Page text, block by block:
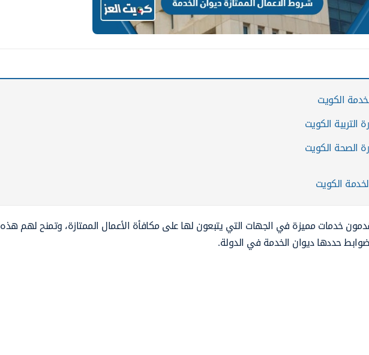
الكويت
التربية الكويت
الصحة الكويت
الكويت
خدمات مميزة في الجهات التي يتبعون لها على مكافأة الأعمال الممتازة، وتمنح لهم هذه
حددها ديوان الخدمة في الدولة.